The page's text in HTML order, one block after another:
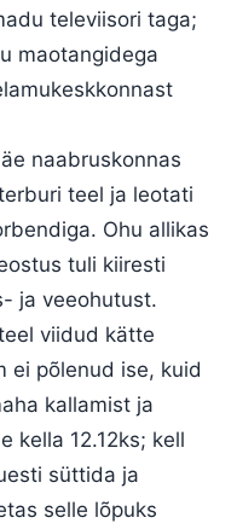
televiisori taga;
maotangidega
naabruskonnas
teel ja leotati
Ohu allikas
tuli kiiresti
ja veeohutust.
viidud kätte
ei põlenud ise, kuid
kallamist ja
kella 12.12ks; kell
süttida ja
selle lõpuks